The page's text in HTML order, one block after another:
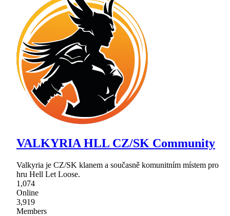
VALKYRIA HLL CZ/SK Community
Valkyria je CZ/SK klanem a současně komunitním místem pro
hru Hell Let Loose.
1,074
Online
3,919
Members